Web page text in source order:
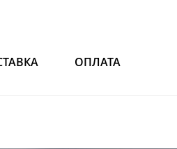
ОПЛАТА